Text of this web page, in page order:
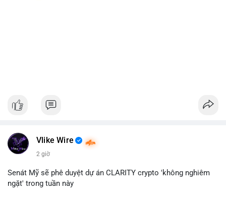
Vlike Wire
2 giờ
Senát Mỹ sẽ phê duyệt dự án CLARITY crypto 'không nghiêm
ngặt' trong tuần này